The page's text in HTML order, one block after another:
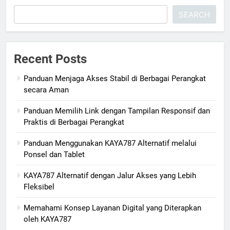
SEARCH
Recent Posts
Panduan Menjaga Akses Stabil di Berbagai Perangkat
secara Aman
Panduan Memilih Link dengan Tampilan Responsif dan
Praktis di Berbagai Perangkat
Panduan Menggunakan KAYA787 Alternatif melalui
Ponsel dan Tablet
KAYA787 Alternatif dengan Jalur Akses yang Lebih
Fleksibel
Memahami Konsep Layanan Digital yang Diterapkan
oleh KAYA787